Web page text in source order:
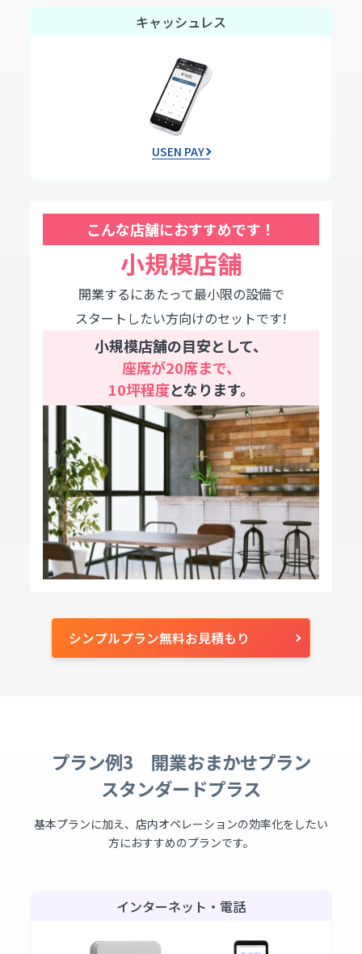
キャッシュレス
USEN PAY
こんな店舗におすすめです！
小規模店舗
開業するにあたって最小限の設備で
スタートしたい方向けのセットです!
小規模店舗の目安として、
座席が20席まで、
10坪程度となります。
シンプルプラン無料お見積もり
プラン例3 開業おまかせプラン
スタンダードプラス
基本プランに加え、店内オペレーションの効率化をしたい
方におすすめのプランです。
インターネット・電話